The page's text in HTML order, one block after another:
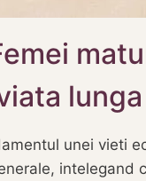
unei vieti